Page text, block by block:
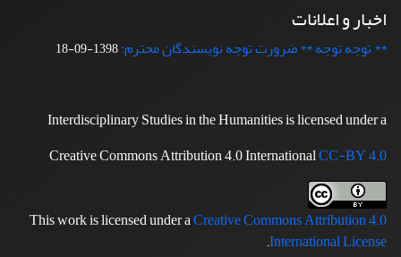
اخبار و اعلانات
** توجه توجه ** ضرورت توجه نویسندگان محترم:1398-09-18
Interdisciplinary Studies in the Humanities is licensed under a
Creative Commons Attribution 4.0 InternationalCC-BY 4.0
This work is licensed under aCreative Commons Attribution 4.0
International License
.